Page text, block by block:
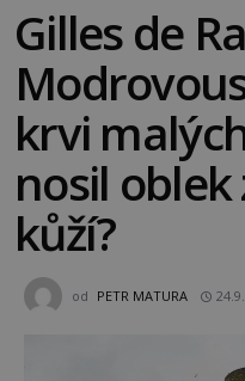
Gilles de
krvi
nosil oblek
kůží?
od PETR MATURA